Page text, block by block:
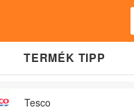
TERMÉK TIPP
Tesco